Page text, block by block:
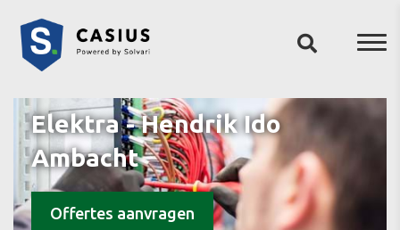
Elektra - Hendrik Ido
Ambacht
Offertes aanvragen